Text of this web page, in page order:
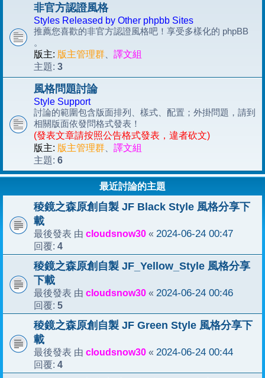
非官方認證風格
Styles Released by Other phpbb Sites
推薦您喜歡的非官方認證風格吧！享受多樣化的 phpBB
。
版主: 版主管理群
譯文組
主題: 3
風格問題討論
Style Support
討論的範圍包含版面排列、樣式、配置；外掛問題，請到
相關版面依發問格式發表！
(發表文章請按照公告格式發表，違者砍文)
版主: 版主管理群
譯文組
主題: 6
最近討論的主題
稜鏡之森原創自製 JF Black Style 風格分享下
載
最後發表 由 cloudsnow30 « 2024-06-24 00:47
回覆: 4
稜鏡之森原創自製 JF_Yellow_Style 風格分享
下載
最後發表 由 cloudsnow30 « 2024-06-24 00:46
回覆: 5
稜鏡之森原創自製 JF Green Style 風格分享下
載
最後發表 由 cloudsnow30 « 2024-06-24 00:44
回覆: 4